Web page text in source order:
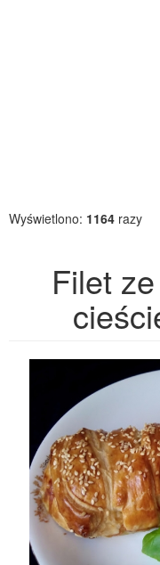
Wyświetlono: 1164 razy
Filet